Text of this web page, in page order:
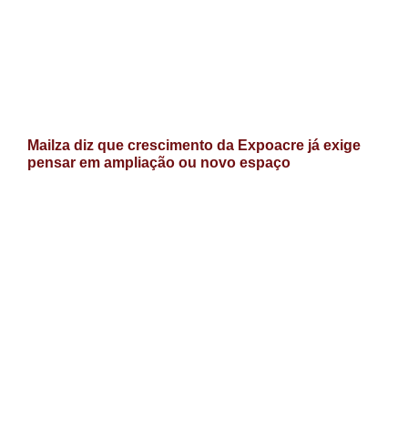
Mailza diz que crescimento da Expoacre já exige
pensar em ampliação ou novo espaço